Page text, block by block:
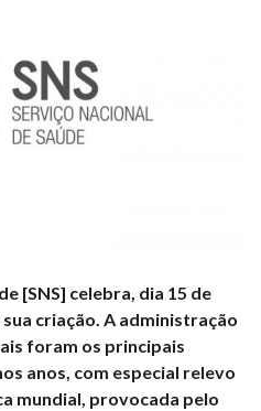
[SNS] celebra, dia 15 de
criação. A administração
foram os principais
anos, com especial relevo
mundial, provocada pelo